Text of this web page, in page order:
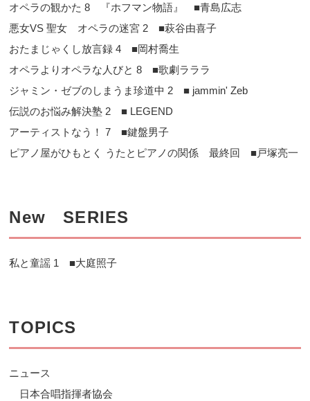
オペラの観かた 8 『ホフマン物語』 ■青島広志
悪女VS 聖女 オペラの迷宮 2 ■萩谷由喜子
おたまじゃくし放言録 4 ■岡村喬生
オペラよりオペラな人びと 8 ■歌劇ラララ
ジャミン・ゼブのしまうま珍道中 2 ■ jammin' Zeb
伝説のお悩み解決塾 2 ■ LEGEND
アーティストなう！ 7 ■鍵盤男子
ピアノ屋がひもとく うたとピアノの関係 最終回 ■戸塚亮一
New SERIES
私と童謡 1 ■大庭照子
TOPICS
ニュース
日本合唱指揮者協会